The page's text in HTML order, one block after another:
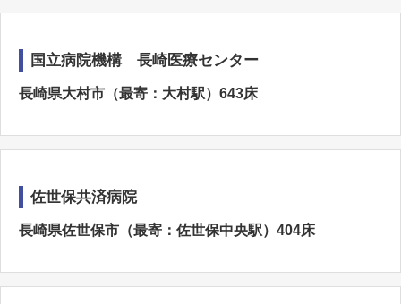
国立病院機構 長崎医療センター
長崎県大村市（最寄：大村駅）643床
佐世保共済病院
長崎県佐世保市（最寄：佐世保中央駅）404床